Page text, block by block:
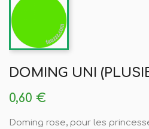
DOMING UNI
0,60 €
Doming rose, pour les